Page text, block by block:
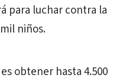
para luchar contra la
niños.
obtener hasta 4.500